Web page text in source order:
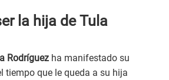
la hija de Tula
Rodríguez ha manifestado su
tiempo que le queda a su hija